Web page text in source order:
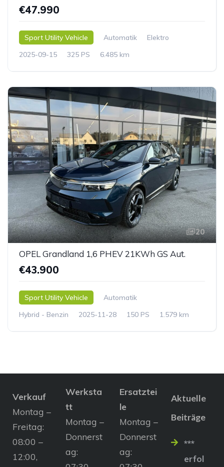
€47.990
Sport Utility Vehicle Automatik
Elektro
2025-09-15
325 PS 6.485 km
20
OPEL Grandland 1,6 PHEV 21KWh GS Aut.
€43.900
Sport Utility Vehicle
Automatik
Hybrid - Benzin
2025-11-28 150 PS 1.579 km
Verkauf
Montag –
Freitag:
08:00 –
12:00,
Werksta
tt
Montag –
Donnerst
ag:
Ersatztei
le
Montag –
Donnerst
ag:
Aktuelle
Beiträge
***
erfol